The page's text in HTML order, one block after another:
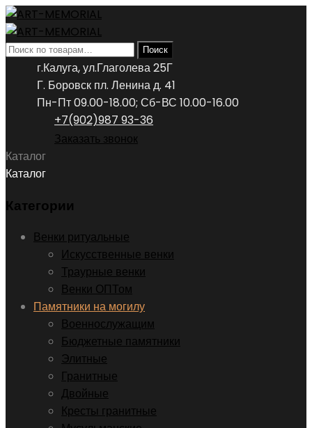
Искать: Поиск
г.Калуга, ул.Глаголева 25Г
Г. Боровск пл. Ленина д. 41
Пн-Пт 09.00-18.00; Сб-ВС 10.00-16.00
+7(902)987 93-36
Заказать звонок
Каталог
Каталог
Категории
Венки ритуальные
Искусственные венки
Траурные венки
Венки ОПТом
Памятники на могилу
Военнослужащим
Бюджетные памятники
Элитные
Гранитные
Двойные
Кресты гранитные